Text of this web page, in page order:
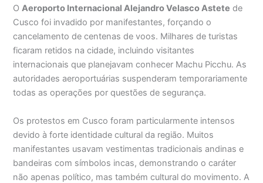
OAeroporto Internacional Alejandro Velasco Astete de
Cusco foi invadido por manifestantes, forçando o
cancelamento de centenas de voos. Milhares de turistas
ficaram retidos na cidade, incluindo visitantes
internacionais que planejavam conhecer Machu Picchu. As
autoridades aeroportuárias suspenderam temporariamente
todas as operações por questões de segurança.
Os protestos em Cusco foram particularmente intensos
devido à forte identidade cultural da região. Muitos
manifestantes usavam vestimentas tradicionais andinas e
bandeiras com símbolos incas, demonstrando o caráter
não apenas político, mas também cultural do movimento. A